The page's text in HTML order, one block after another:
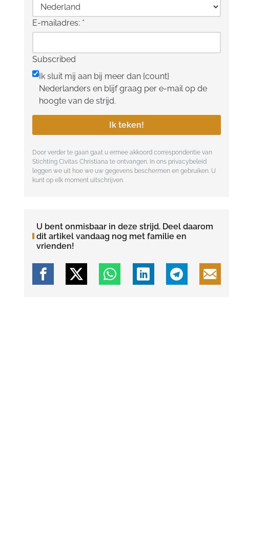
E-mailadres: *
Subscribed
Ik sluit mij aan bij meer dan {count}
Nederlanders en blijf graag per e-mail op de
hoogte van de strijd.
Ik teken!
Door verder te gaan gaat u ermee akkoord correspondentie van
Stichting Civitas Christiana te ontvangen. In ons privacybeleid
leggen we uit hoe we uw gegevens beschermen en gebruiken. U
kunt op elk moment uitschrijven.
U bent onmisbaar in deze strijd. Deel daarom
dit artikel vandaag nog met familie en
vrienden!